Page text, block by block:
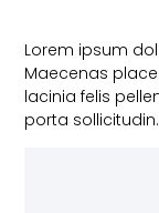
Lorem ipsum
Maecenas
lacinia felis
porta sollicitudin.